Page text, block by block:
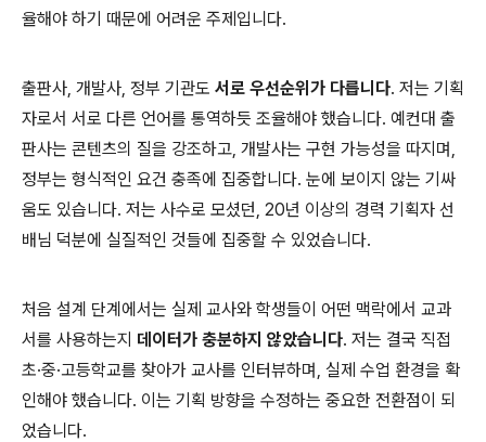
율해야 하기 때문에 어려운 주제입니다.
출판사, 개발사, 정부 기관도 서로 우선순위가 다릅니다. 저는 기획
자로서 서로 다른 언어를 통역하듯 조율해야 했습니다. 예컨대 출
판사는 콘텐츠의 질을 강조하고, 개발사는 구현 가능성을 따지며,
정부는 형식적인 요건 충족에 집중합니다. 눈에 보이지 않는 기싸
움도 있습니다. 저는 사수로 모셨던, 20년 이상의 경력 기획자 선
배님 덕분에 실질적인 것들에 집중할 수 있었습니다.
처음 설계 단계에서는 실제 교사와 학생들이 어떤 맥락에서 교과
서를 사용하는지 데이터가 충분하지 않았습니다. 저는 결국 직접
초·중·고등학교를 찾아가 교사를 인터뷰하며, 실제 수업 환경을 확
인해야 했습니다. 이는 기획 방향을 수정하는 중요한 전환점이 되
었습니다.